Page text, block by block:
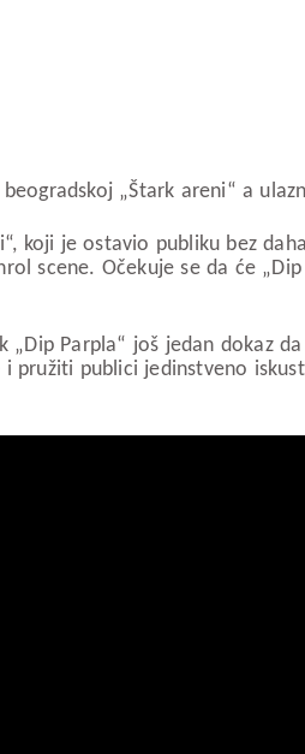
„Štark areni“ a
koji je ostavio publiku bez
scene. Očekuje se da će
Parpla“ još jedan dokaz
publici jedinstveno